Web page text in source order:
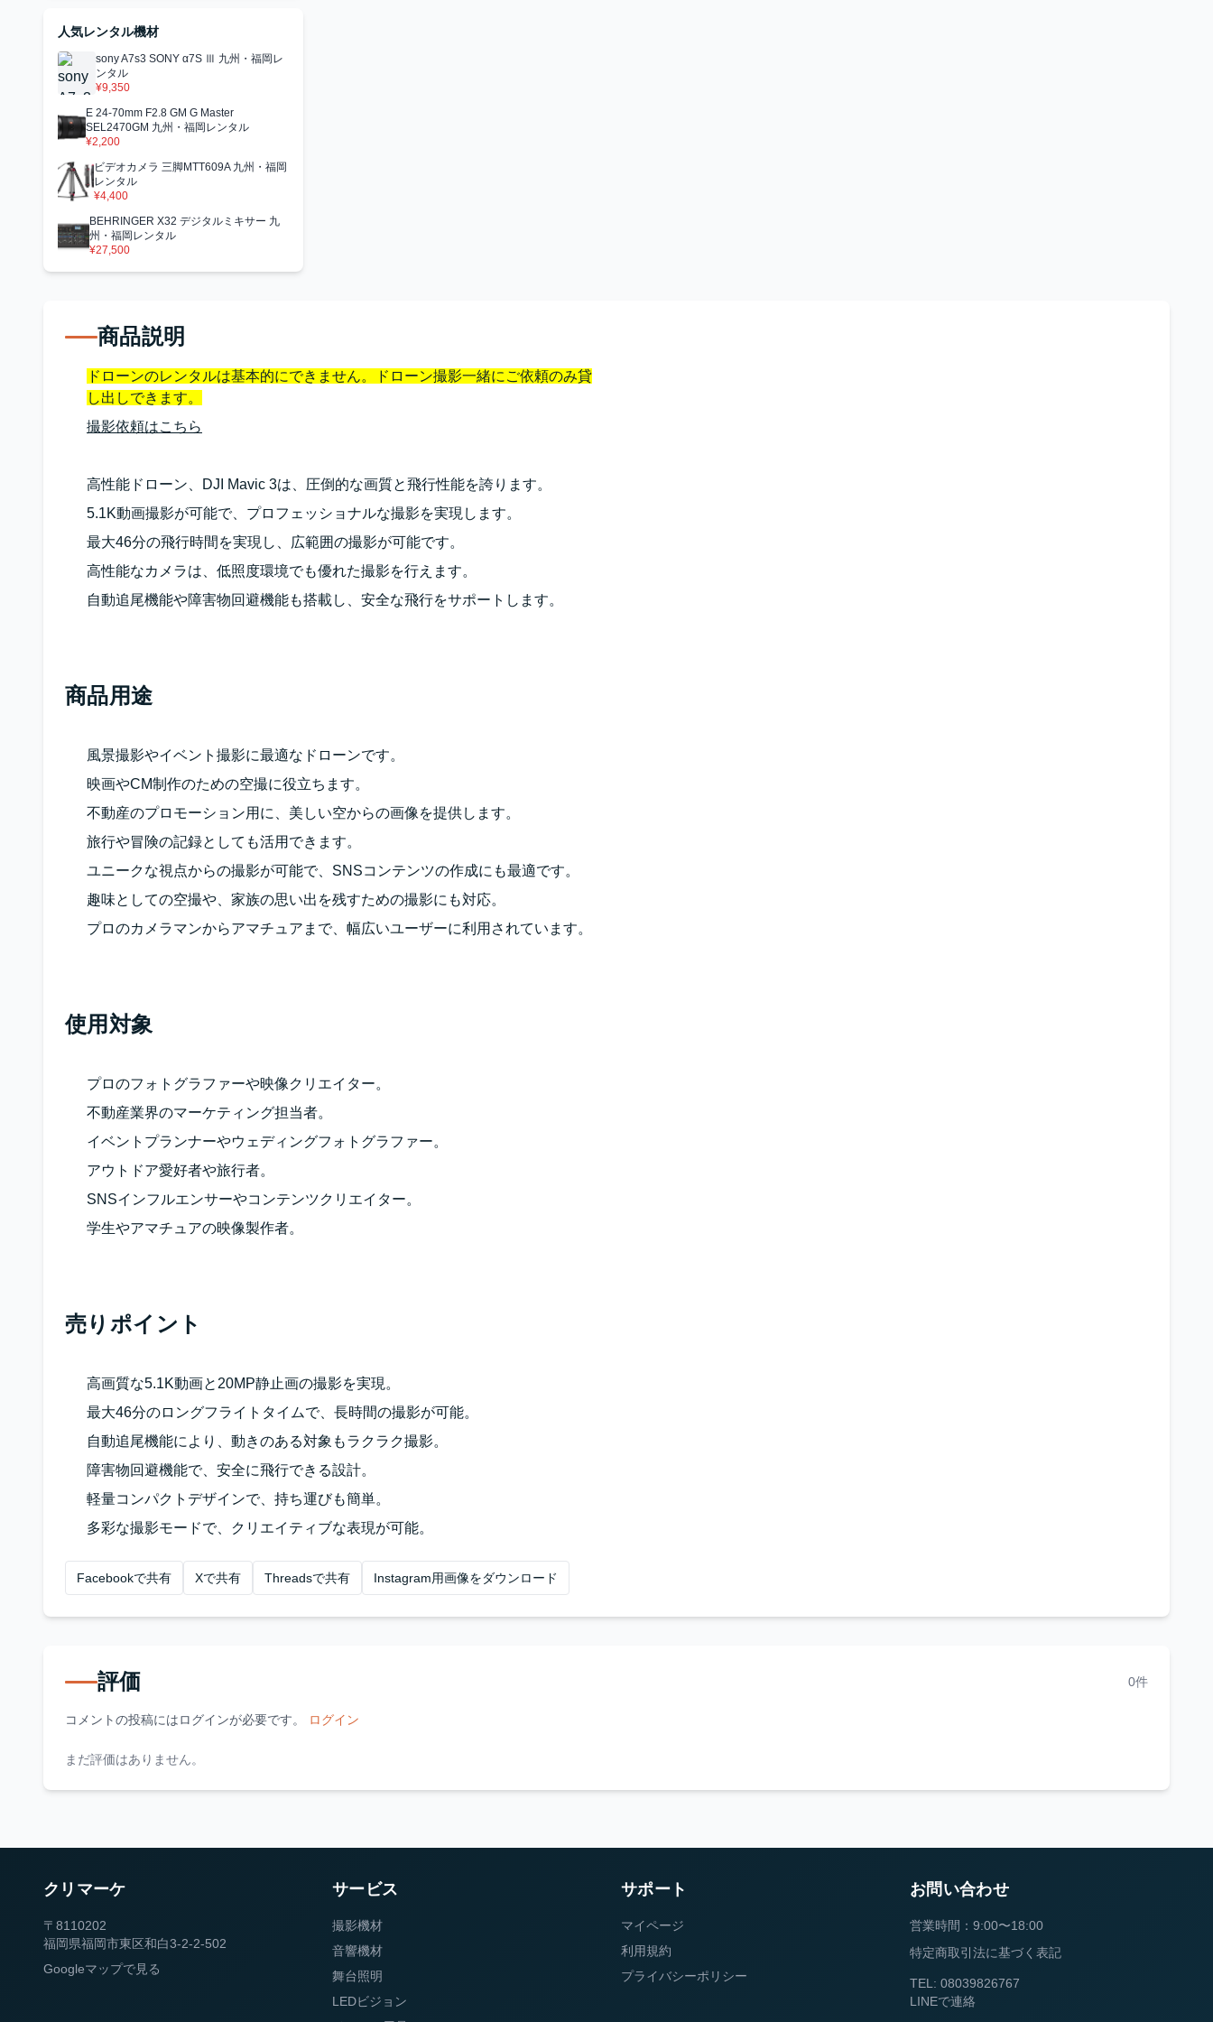
人気レンタル機材
sony A7s3 SONY α7S Ⅲ 九州・福岡レ
ンタル
¥9,350
E 24-70mm F2.8 GM G Master
SEL2470GM 九州・福岡レンタル
¥2,200
ビデオカメラ 三脚MTT609A 九州・福岡
レンタル
¥4,400
BEHRINGER X32 デジタルミキサー 九
州・福岡レンタル
¥27,500
商品説明
ドローンのレンタルは基本的にできません。ドローン撮影一緒にご依頼のみ貸
し出しできます。
撮影依頼はこちら
高性能ドローン、DJI Mavic 3は、圧倒的な画質と飛行性能を誇ります。
5.1K動画撮影が可能で、プロフェッショナルな撮影を実現します。
最大46分の飛行時間を実現し、広範囲の撮影が可能です。
高性能なカメラは、低照度環境でも優れた撮影を行えます。
自動追尾機能や障害物回避機能も搭載し、安全な飛行をサポートします。
商品用途
風景撮影やイベント撮影に最適なドローンです。
映画やCM制作のための空撮に役立ちます。
不動産のプロモーション用に、美しい空からの画像を提供します。
旅行や冒険の記録としても活用できます。
ユニークな視点からの撮影が可能で、SNSコンテンツの作成にも最適です。
趣味としての空撮や、家族の思い出を残すための撮影にも対応。
プロのカメラマンからアマチュアまで、幅広いユーザーに利用されています。
使用対象
プロのフォトグラファーや映像クリエイター。
不動産業界のマーケティング担当者。
イベントプランナーやウェディングフォトグラファー。
アウトドア愛好者や旅行者。
SNSインフルエンサーやコンテンツクリエイター。
学生やアマチュアの映像製作者。
売りポイント
高画質な5.1K動画と20MP静止画の撮影を実現。
最大46分のロングフライトタイムで、長時間の撮影が可能。
自動追尾機能により、動きのある対象もラクラク撮影。
障害物回避機能で、安全に飛行できる設計。
軽量コンパクトデザインで、持ち運びも簡単。
多彩な撮影モードで、クリエイティブな表現が可能。
Facebookで共有 Xで共有 Threadsで共有 Instagram用画像をダウンロード
評価 0件
コメントの投稿にはログインが必要です。 ログイン
まだ評価はありません。
クリマーケ
〒8110202
福岡県福岡市東区和白3-2-2-502
Googleマップで見る
サービス
撮影機材
音響機材
舞台照明
LEDビジョン
サポート
マイページ
利用規約
プライバシーポリシー
お問い合わせ
営業時間：9:00〜18:00
特定商取引法に基づく表記
TEL: 08039826767
LINEで連絡